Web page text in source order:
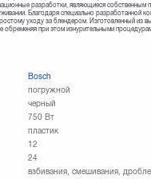
разработки, являющиеся
Благодаря специально разработанной
уходу за блендером. Изготовленный из
при этом изнурительными
Bosch
погружной
черный
750 Вт
пластик
12
24
взбивания, смешивания,